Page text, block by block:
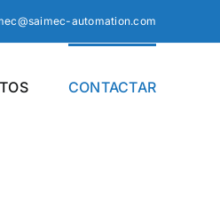
automation.com
CONTACTAR